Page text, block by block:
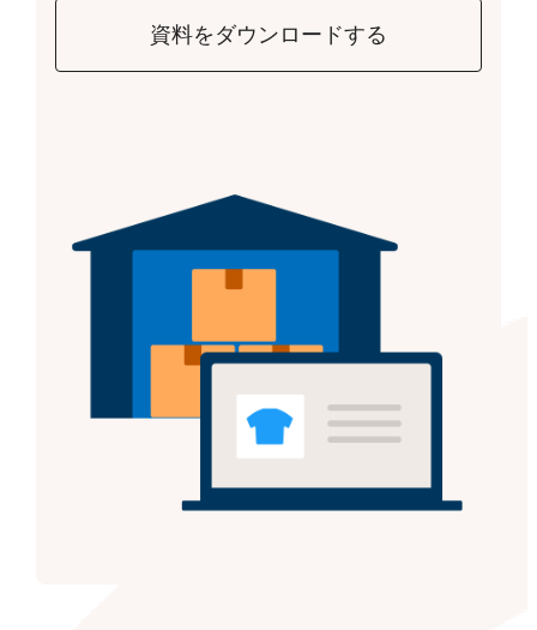
資料をダウンロードする